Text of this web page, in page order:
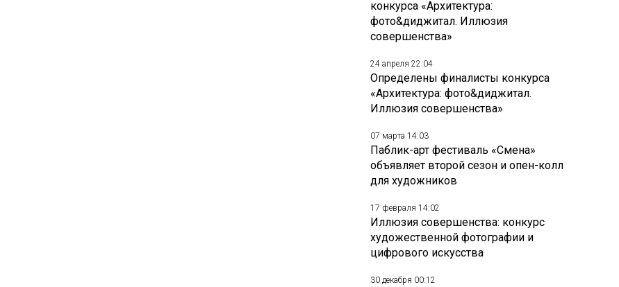
конкурса «Архитектура:
фото&диджитал. Иллюзия
совершенства»
24 апреля 22:04
Определены финалисты конкурса
«Архитектура: фото&диджитал.
Иллюзия совершенства»
07 марта 14:03
Паблик-арт фестиваль «Смена»
объявляет второй сезон и опен-колл
для художников
17 февраля 14:02
Иллюзия совершенства: конкурс
художественной фотографии и
цифрового искусства
30 декабря 00:12